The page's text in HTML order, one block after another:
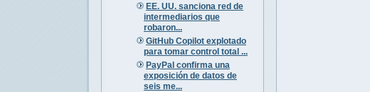
EE. UU. sanciona red de
intermediarios que
robaron...
GitHub Copilot explotado
para tomar control total ...
PayPal confirma una
exposición de datos de
seis me...